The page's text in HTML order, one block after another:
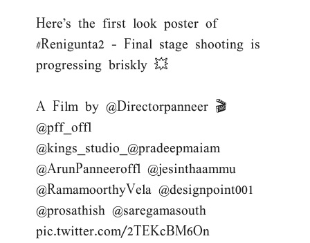
Here's the first look poster of
#Renigunta2 - Final stage shooting is
progressing briskly 💥
A Film by @Directorpanneer 🎬
@pff_offl
@kings_studio_@pradeepmaiam
@ArunPanneeroffl @jesinthaammu
@RamamoorthyVela @designpoint001
@prosathish @saregamasouth
pic.twitter.com/2TEKcBM6On